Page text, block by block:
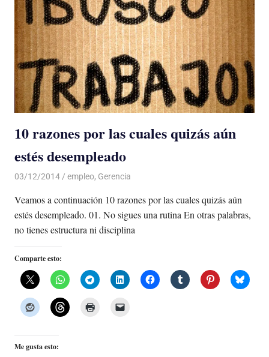
10 razones por las cuales quizás aún
estés desempleado
03/12/2014 Luis Castellanos
empleo, Gerencia
Veamos a continuación 10 razones por las cuales quizás aún
estés desempleado. 01. No sigues una rutina En otras palabras,
no tienes estructura ni disciplina
Comparte esto:
Me gusta esto: